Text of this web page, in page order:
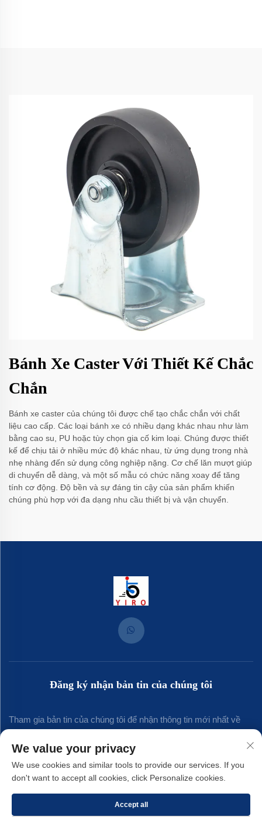
Bánh Xe Caster Với Thiết Kế Chắc
Chắn
Bánh xe caster của chúng tôi được chế tạo chắc chắn với chất
liệu cao cấp. Các loại bánh xe có nhiều dạng khác nhau như làm
bằng cao su, PU hoặc tùy chọn gia cố kim loại. Chúng được thiết
kế để chịu tải ở nhiều mức độ khác nhau, từ ứng dụng trong nhà
nhẹ nhàng đến sử dụng công nghiệp nặng. Cơ chế lăn mượt giúp
di chuyển dễ dàng, và một số mẫu có chức năng xoay để tăng
tính cơ động. Độ bền và sự đáng tin cậy của sản phẩm khiến
chúng phù hợp với đa dạng nhu cầu thiết bị và vận chuyển.
Đăng ký nhận bản tin của chúng tôi
Tham gia bản tin của chúng tôi để nhận thông tin mới nhất về
Đăng ký
We value your privacy
We use cookies and similar tools to provide our services. If you
don't want to accept all cookies, click Personalize cookies.
Accept all